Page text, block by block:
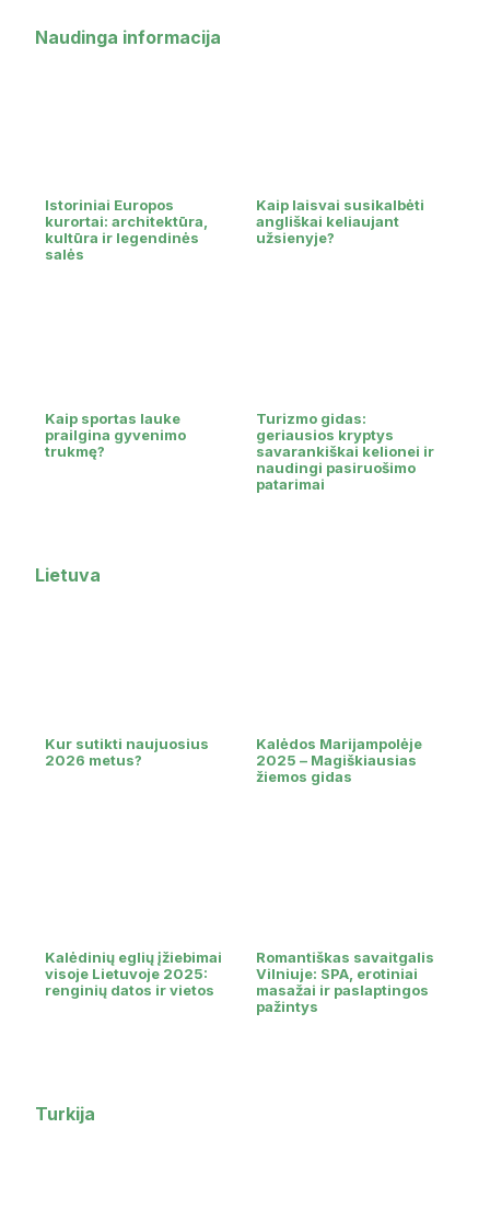
Naudinga informacija
Istoriniai Europos
kurortai: architektūra,
kultūra ir legendinės
salės
Kaip laisvai susikalbėti
angliškai keliaujant
užsienyje?
Kaip sportas lauke
prailgina gyvenimo
trukmę?
Turizmo gidas:
geriausios kryptys
savarankiškai kelionei ir
naudingi pasiruošimo
patarimai
Lietuva
Kur sutikti naujuosius
2026 metus?
Kalėdos Marijampolėje
2025 – Magiškiausias
žiemos gidas
Kalėdinių eglių įžiebimai
visoje Lietuvoje 2025:
renginių datos ir vietos
Romantiškas savaitgalis
Vilniuje: SPA, erotiniai
masažai ir paslaptingos
pažintys
Turkija